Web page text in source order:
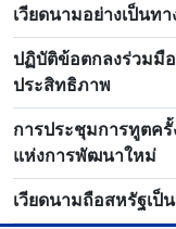
เวียดนามอย่างเป็นทา
ปฏิบัติข้อตกลงร่วมมื
ประสิทธิภาพ
การประชุมการทูตครั้
แห่งการพัฒนาใหม่
เวียดนามถือสหรัฐเ